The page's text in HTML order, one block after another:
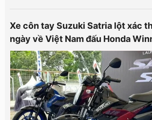
Xe côn tay Suzuki Satria lột xác
ngày về Việt Nam đấu Honda